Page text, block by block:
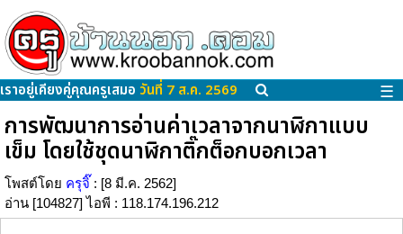
เราอยู่เคียงคู่คุณครูเสมอ วันที่ 7 ส.ค. 2569 ☰
การพัฒนาการอ่านค่าเวลาจากนาฬิกาแบบ
เข็ม โดยใช้ชุดนาฬิกาติ๊กต็อกบอกเวลา
โพสต์โดย ครุจิ๊ : [8 มี.ค. 2562]
อ่าน [104827] ไอพี : 118.174.196.212